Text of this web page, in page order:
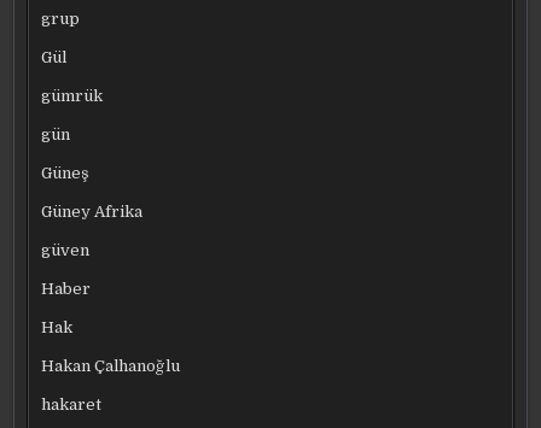
grup
Gül
gümrük
gün
Güneş
Güney Afrika
güven
Haber
Hak
Hakan Çalhanoğlu
hakaret